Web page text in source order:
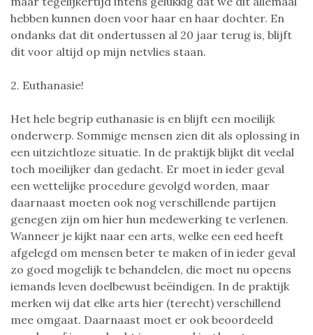
hebben kunnen doen voor haar en haar dochter. En
ondanks dat dit ondertussen al 20 jaar terug is, blijft
dit voor altijd op mijn netvlies staan.
2. Euthanasie!
Het hele begrip euthanasie is en blijft een moeilijk
onderwerp. Sommige mensen zien dit als oplossing in
een uitzichtloze situatie. In de praktijk blijkt dit veelal
toch moeilijker dan gedacht. Er moet in ieder geval
een wettelijke procedure gevolgd worden, maar
daarnaast moeten ook nog verschillende partijen
genegen zijn om hier hun medewerking te verlenen.
Wanneer je kijkt naar een arts, welke een eed heeft
afgelegd om mensen beter te maken of in ieder geval
zo goed mogelijk te behandelen, die moet nu opeens
iemands leven doelbewust beëindigen. In de praktijk
merken wij dat elke arts hier (terecht) verschillend
mee omgaat. Daarnaast moet er ook beoordeeld